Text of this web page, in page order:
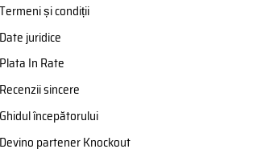
Termeni și condiții
Date juridice
Plata In Rate
Recenzii sincere
Ghidul începătorului
Devino partener Knockout